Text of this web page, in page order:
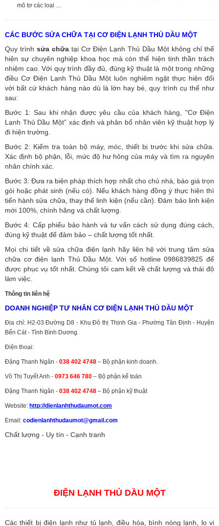
mô tơ các loại …
CÁC BƯỚC SỬA CHỮA TẠI CƠ ĐIỆN LẠNH THỦ DẦU MỘT
Quy trình sửa chữa tại Cơ Điện Lạnh Thủ Dầu Một không chỉ thể
hiện sự chuyên nghiệp khoa học mà còn thể hiện tinh thần trách
nhiệm cao. Với quy trình đầy đủ, đúng kỹ thuật là một trong những
điều Cơ Điện Lạnh Thủ Dầu Một luôn nghiêm ngặt thực hiện đối
với bất cứ khách hàng nào dù là lớn hay bé, quy trình cụ thể như
sau:
Bước 1: Sau khi nhận được yêu cầu của khách hàng, "Cơ Điện
Lạnh Thủ Dầu Một” xác định và phân bổ nhân viên kỹ thuật hợp lý
đi hiện trường.
Bước 2: Kiểm tra toàn bộ máy, móc, thiết bị trước khi sửa chữa.
Xác định bộ phận, lỗi, mức độ hư hỏng của máy và tìm ra nguyên
nhân chính xác.
Bước 3: Đưa ra biện pháp thích hợp nhất cho chủ nhà, báo giá trọn
gói hoặc phát sinh (nếu có). Nếu khách hàng đồng ý thực hiện thì
tiến hành sửa chữa, thay thế linh kiện (nếu cần). Đảm bảo linh kiện
mới 100%, chính hãng và chất lượng.
Bước 4: Cấp phiếu bảo hành và tư vấn cách sử dụng đúng cách,
đúng kỹ thuật để đảm bảo – chất lượng tốt nhất.
Mọi chi tiết về sửa chữa điện lạnh hãy liên hệ với trung tâm sửa
chữa cơ điện lạnh Thủ Dầu Một. Với số hotline 0986839825 để
được phục vụ tốt nhất. Chúng tôi cam kết về chất lượng và thái độ
làm việc.
Thông tin liên hệ
DOANH NGHIỆP TƯ NHÂN CƠ ĐIỆN LẠNH THỦ DẦU MỘT
Địa chỉ: H2-03 Đường D8 - Khu Đô thị Thịnh Gia - Phường Tân Định - Huyện
Bến Cát - Tỉnh Bình Dương.
Điện thoại:
Đặng Thanh Ngân - 038 402 4748 – Bộ phận kinh doanh.
Võ Thị Tuyết Anh - 0973 646 780 – Bộ phận kế toán
Đặng Thanh Ngân - 038 402 4748 – Bộ phận kỹ thuật
Website: http://dienlanhthudaumot.com
Email: codienlanhthudaumot@gmail.com
Chất lượng - Uy tín - Cạnh tranh
ĐIỆN LẠNH THỦ DẦU MỘT
Các thiết bị điện lạnh như tủ lạnh, điều hòa, bình nóng lạnh, lo vi